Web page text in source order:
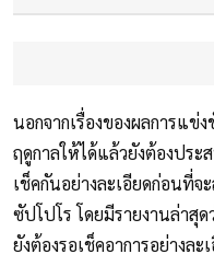
นอกจากเรื่องของผลการแข่
ฤดูกาลให้ได้แล้วยังต้องปร
เช็คกันอย่างละเอียดก่อนที่
ซัปโปโร โดยมีรายงานล่าสุ
ยังต้องรอเช็คอาการอย่างละ